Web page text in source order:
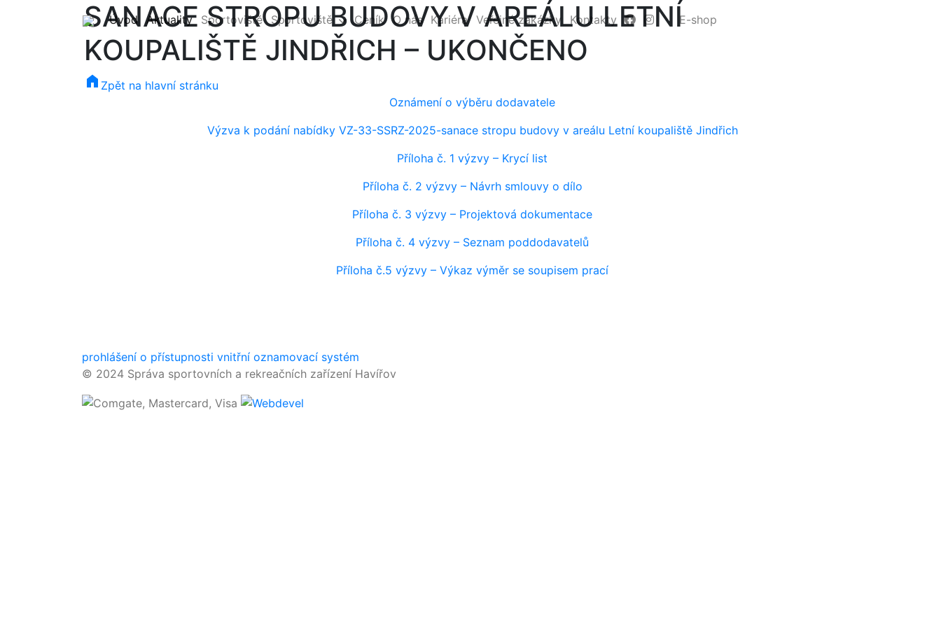
Úvod(current)
Aktuality(current)
Sportoviště Sportoviště Ceník O nás Kariéra Veřejné zakázky Kontakty E-shop
SANACE STROPU BUDOVY V AREÁLU LETNÍ
KOUPALIŠTĚ JINDŘICH – UKONČENO
home Zpět na hlavní stránku
Oznámení o výběru dodavatele
Výzva k podání nabídky VZ-33-SSRZ-2025-sanace stropu budovy v areálu Letní koupaliště Jindřich
Příloha č. 1 výzvy – Krycí list
Příloha č. 2 výzvy – Návrh smlouvy o dílo
Příloha č. 3 výzvy – Projektová dokumentace
Příloha č. 4 výzvy – Seznam poddodavatelů
Příloha č.5 výzvy – Výkaz výměr se soupisem prací
prohlášení o přístupnosti vnitřní oznamovací systém
© 2024 Správa sportovních a rekreačních zařízení Havířov